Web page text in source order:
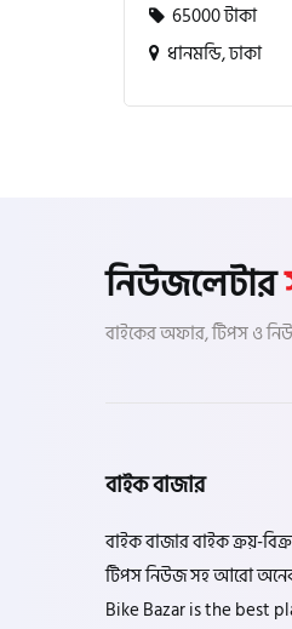
65000 টাকা
ধানমন্ডি, ঢাকা
নিউজলেটার
বাইকের অফার, টিপস ও
বাইক বাজার
বাইক বাজার বাইক ক্রয়-
টিপস নিউজ সহ আরো
Bike Bazar is the best